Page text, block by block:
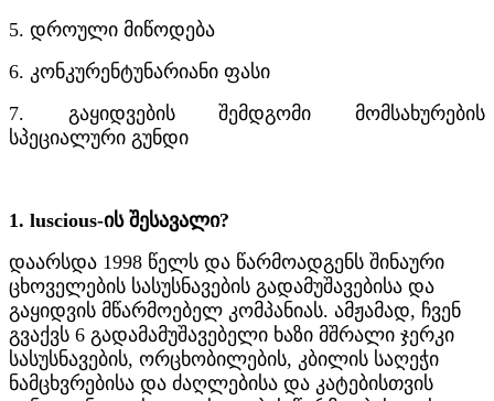
5. დროული მიწოდება
6. კონკურენტუნარიანი ფასი
7. გაყიდვების შემდგომი მომსახურების
სპეციალური გუნდი
1. luscious-ის შესავალი?
დაარსდა 1998 წელს და წარმოადგენს შინაური
ცხოველების სასუსნავების გადამუშავებისა და
გაყიდვის მწარმოებელ კომპანიას. ამჟამად, ჩვენ
გვაქვს 6 გადამამუშავებელი ხაზი მშრალი ჯერკი
სასუსნავების, ორცხობილების, კბილის საღეჭი
ნამცხვრებისა და ძაღლებისა და კატებისთვის